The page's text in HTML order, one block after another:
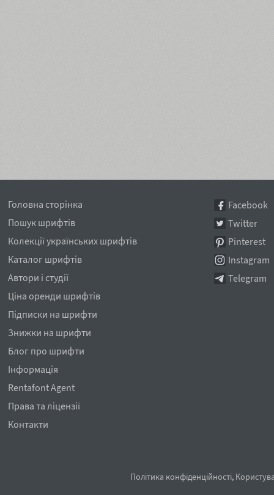
Головна сторінка
Пошук шрифтів
Колекції українських шрифтів
Каталог шрифтів
Автори і студії
Ціна оренди шрифтів
Підписки на шрифти
Знижки на шрифти
Блог про шрифти
Інформація
Rentafont Agent
Права та ліцензії
Контакти
Facebook
Twitter
Pinterest
Instagram
Telegram
Політика конфіденційності,